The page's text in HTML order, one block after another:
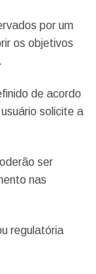
por um
os objetivos
de acordo
solicite a
ser
nas
regulatória